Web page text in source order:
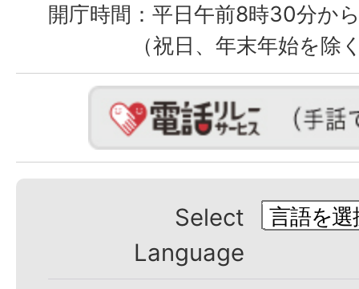
開庁時間： 平日午前8時30分か
（祝日、年末年始を除
Select
Language